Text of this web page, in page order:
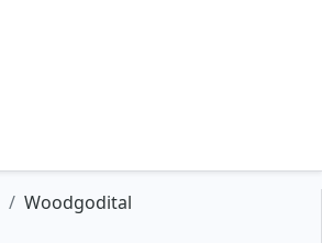
Woodgodital